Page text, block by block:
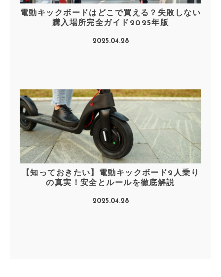
電動キックボードはどこで買える？失敗しない
購入場所完全ガイド2025年版
2025.04.28
【知っておきたい】電動キックボード2人乗り
の真実！安全とルールを徹底解説
2025.04.28